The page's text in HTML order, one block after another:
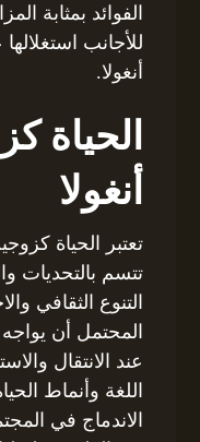
الفوائد بمثابة
للأجانب
أنغولا.
الحياة
أنغولا
تعتبر الحياة
تتسم بالتحديات
التنوع الثقافي
المحتمل أن
عند الانتقال
اللغة وأنماط
الاندماج في